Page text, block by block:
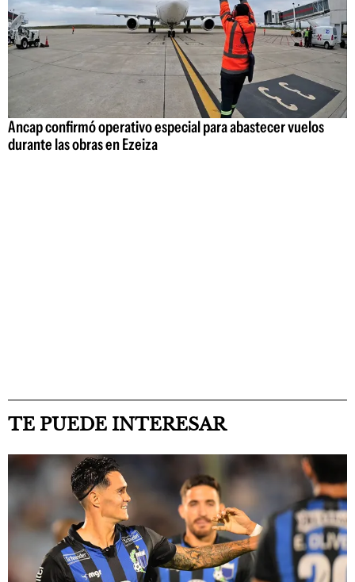
Ancap confirmó operativo especial para abastecer vuelos
durante las obras en Ezeiza
TE PUEDE INTERESAR